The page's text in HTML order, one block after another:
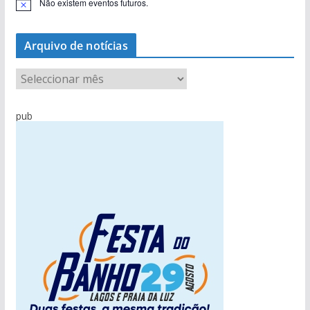
Não existem eventos futuros.
Arquivo de notícias
q
pub